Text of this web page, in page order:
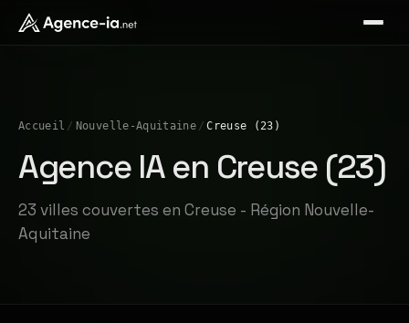
Accueil / Nouvelle-Aquitaine / Creuse (23)
Agence IA en Creuse (23)
23 villes couvertes en Creuse - Région Nouvelle-
Aquitaine